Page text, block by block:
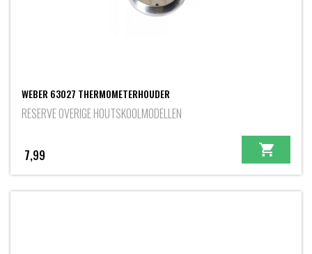
WEBER 63027 THERMOMETERHOUDER
RESERVE OVERIGE HOUTSKOOLMODELLEN
7,99